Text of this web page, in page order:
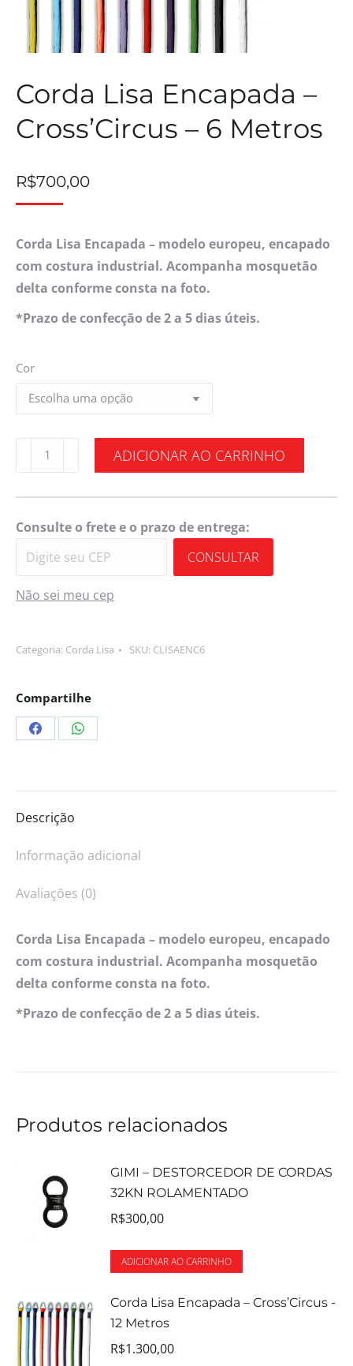
Corda Lisa Encapada –
Cross’Circus – 6 Metros
R$700,00
Corda Lisa Encapada – modelo europeu, encapado
com costura industrial. Acompanha mosquetão
delta conforme consta na foto.
*Prazo de confecção de 2 a 5 dias úteis.
Cor
ADICIONAR AO CARRINHO
Consulte o frete e o prazo de entrega:
CONSULTAR
Não sei meu cep
Categoria: Corda Lisa SKU: CLISAENC6
Compartilhe
Descrição
Informação adicional
Avaliações (0)
Corda Lisa Encapada – modelo europeu, encapado
com costura industrial. Acompanha mosquetão
delta conforme consta na foto.
*Prazo de confecção de 2 a 5 dias úteis.
Produtos relacionados
GIMI – DESTORCEDOR DE CORDAS
32KN ROLAMENTADO
R$300,00
ADICIONAR AO CARRINHO
Corda Lisa Encapada – Cross’Circus -
12 Metros
R$1.300,00